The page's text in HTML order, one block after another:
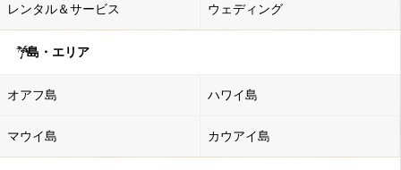
レンタル＆サービス ウェディング
島・エリア
オアフ島 ハワイ島
マウイ島 カウアイ島